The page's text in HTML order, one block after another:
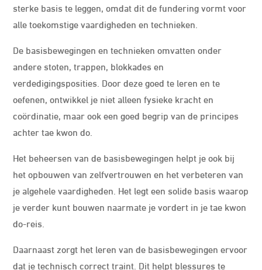
sterke basis te leggen, omdat dit de fundering vormt voor
alle toekomstige vaardigheden en technieken.
De basisbewegingen en technieken omvatten onder
andere stoten, trappen, blokkades en
verdedigingsposities. Door deze goed te leren en te
oefenen, ontwikkel je niet alleen fysieke kracht en
coördinatie, maar ook een goed begrip van de principes
achter tae kwon do.
Het beheersen van de basisbewegingen helpt je ook bij
het opbouwen van zelfvertrouwen en het verbeteren van
je algehele vaardigheden. Het legt een solide basis waarop
je verder kunt bouwen naarmate je vordert in je tae kwon
do-reis.
Daarnaast zorgt het leren van de basisbewegingen ervoor
dat je technisch correct traint. Dit helpt blessures te